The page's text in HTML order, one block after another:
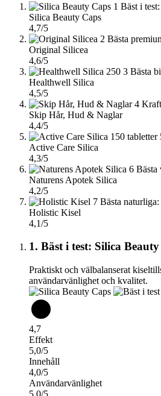
1 Bäst i test:
Silica Beauty Caps
4,7/5
2 Bästa
Original Silicea
4,6/5
3 Bästa
Healthwell Silica
4,5/5
4
Skip Hår, Hud & Naglar
4,4/5
Active Care Silica
4,3/5
6 Bästa
Naturens Apotek Silica
4,2/5
7 Bästa naturliga:
Holistic Kisel
4,1/5
1. Bäst i test: Silica
Praktiskt och välbalanserat
användarvänlighet och kvalitet.
4,7
Effekt
5,0/5
Innehåll
4,0/5
Användarvänlighet